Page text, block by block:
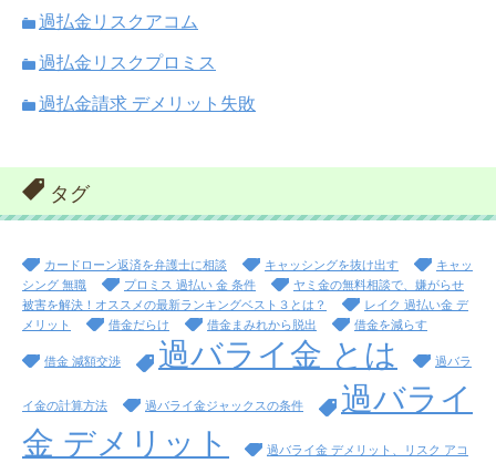
過払金リスクアコム
過払金リスクプロミス
過払金請求 デメリット失敗
タグ
カードローン返済を弁護士に相談 キャッシングを抜け出す
キャッ
シング 無職
プロミス 過払い 金 条件
ヤミ金の無料相談で、嫌がらせ
被害を解決！オススメの最新ランキングベスト３とは？
レイク 過払い金 デ
メリット
借金だらけ 借金まみれから脱出 借金を減らす
借金 減額交渉 過バライ金 とは 過バラ
イ金の計算方法 過バライ金ジャックスの条件
過バライ
金 デメリット
過バライ金 デメリット、リスク アコ